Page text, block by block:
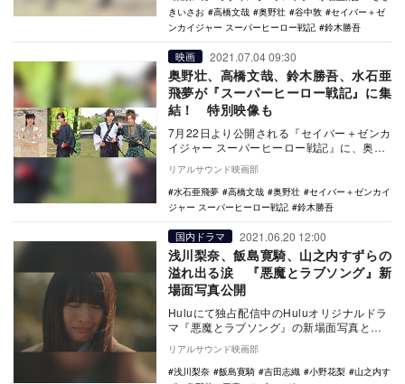
きいさお
高橋文哉 奥野壮 谷中敦
セイバー＋ゼ
ンカイジャー スーパーヒーロー戦記
鈴木勝吾
映画 2021.07.04 09:30
奥野壮、高橋文哉、鈴木勝吾、水石亜
飛夢が『スーパーヒーロー戦記』に集
結！ 特別映像も
7月22日より公開される『セイバー＋ゼンカ
イジャー スーパーヒーロー戦記』に、奥野
壮、高橋文哉、鈴木勝吾、水石亜飛夢が出
演するこ…
リアルサウンド映画部
水石亜飛夢
高橋文哉 奥野壮
セイバー＋ゼンカイ
ジャー スーパーヒーロー戦記
鈴木勝吾
国内ドラマ 2021.06.20 12:00
浅川梨奈、飯島寛騎、山之内すずらの
溢れ出る涙 『悪魔とラブソング』新
場面写真公開
Huluにて独占配信中のHuluオリジナルドラ
マ『悪魔とラブソング』の新場面写真とダ
イジェスト映像が公開された。 集英社の
少…
リアルサウンド映画部
浅川梨奈
飯島寛騎 吉田志織 小野花梨
山之内す